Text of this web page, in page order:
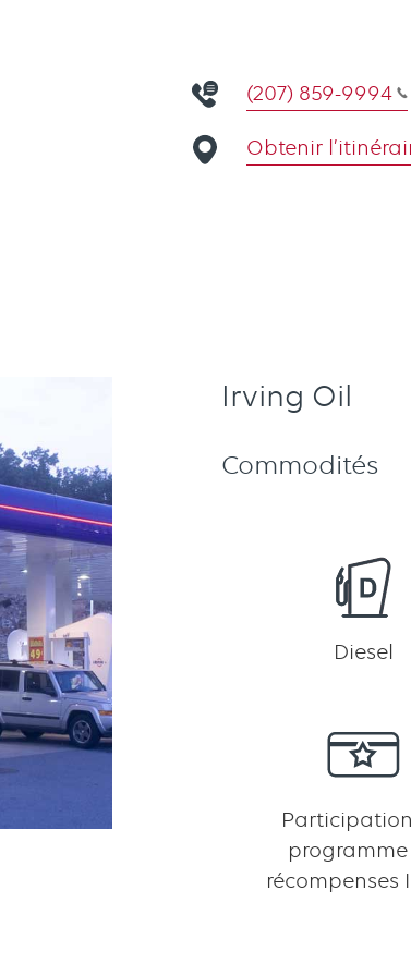
(207) 859-9994
Obtenir
Irving Oil
Commodités
Diesel
récompenses